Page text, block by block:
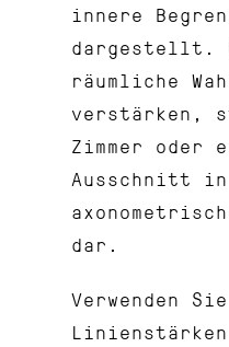
innere
dargestellt.
räumliche
verstärken,
Zimmer oder
Ausschnitt
dar.
Verwenden
Linienstärken